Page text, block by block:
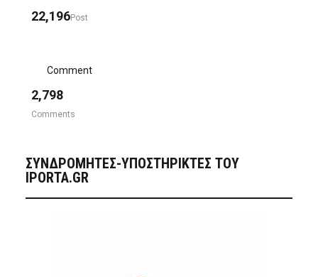
22,196Post
Comment
2,798
Comments
ΣΥΝΔΡΟΜΗΤΈΣ-ΥΠΟΣΤΗΡΙΚΤΈΣ ΤΟΥ
IPORTA.GR